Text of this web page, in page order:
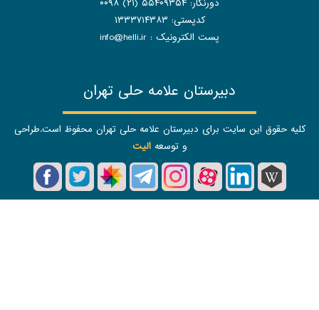
پست الکترونیک :info@helli.ir
دبیرستان علامه حلی تهران
این سایت برای دبیرستان علامه حلی تهران محفوظ است.طراحی
الیت